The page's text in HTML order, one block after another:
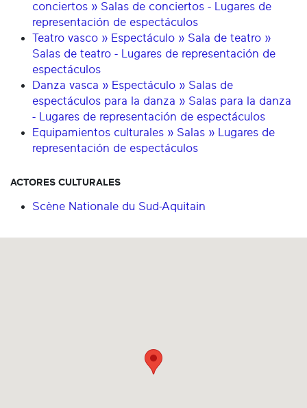
conciertos » Salas de conciertos - Lugares de
representación de espectáculos
Teatro vasco » Espectáculo » Sala de teatro »
Salas de teatro - Lugares de representación de
espectáculos
Danza vasca » Espectáculo » Salas de
espectáculos para la danza » Salas para la danza
- Lugares de representación de espectáculos
Equipamientos culturales » Salas » Lugares de
representación de espectáculos
ACTORES CULTURALES
Scène Nationale du Sud-Aquitain